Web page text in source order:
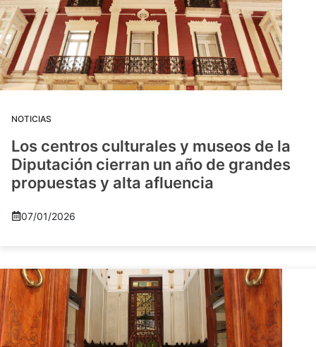
NOTICIAS
Los centros culturales y museos de la
Diputación cierran un año de grandes
propuestas y alta afluencia
07/01/2026